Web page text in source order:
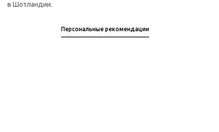
в Шотландии.
Персональные рекомендации